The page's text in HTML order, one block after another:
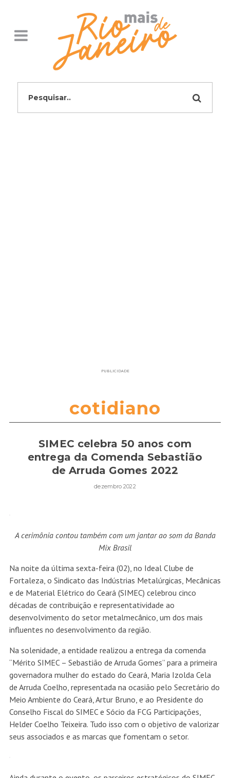
PUBLICIDADE
cotidiano
SIMEC celebra 50 anos com
entrega da Comenda Sebastião
de Arruda Gomes 2022
dezembro 2022
A cerimônia contou também com um jantar ao som da Banda
Mix Brasil
Na noite da última sexta-feira (02), no Ideal Clube de
Fortaleza, o Sindicato das Indústrias Metalúrgicas, Mecânicas
e de Material Elétrico do Ceará (SIMEC) celebrou cinco
décadas de contribuição e representatividade ao
desenvolvimento do setor metalmecânico, um dos mais
influentes no desenvolvimento da região.
Na solenidade, a entidade realizou a entrega da comenda
“Mérito SIMEC – Sebastião de Arruda Gomes” para a primeira
governadora mulher do estado do Ceará, Maria Izolda Cela
de Arruda Coelho, representada na ocasião pelo Secretário do
Meio Ambiente do Ceará, Artur Bruno, e ao Presidente do
Conselho Fiscal do SIMEC e Sócio da FCG Participações,
Helder Coelho Teixeira. Tudo isso com o objetivo de valorizar
seus associados e as marcas que fomentam o setor.